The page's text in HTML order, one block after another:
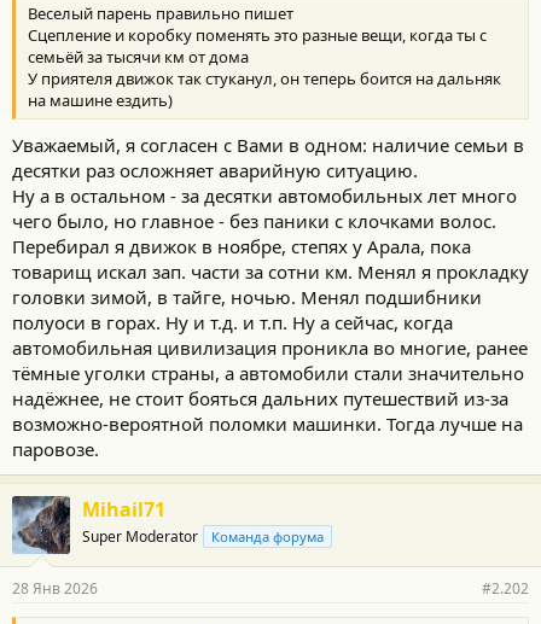
Веселый парень правильно пишет
Сцепление и коробку поменять это разные вещи, когда ты с
семьёй за тысячи км от дома
У приятеля движок так стуканул, он теперь боится на дальняк
на машине ездить)
Уважаемый, я согласен с Вами в одном: наличие семьи в
десятки раз осложняет аварийную ситуацию.
Ну а в остальном - за десятки автомобильных лет много
чего было, но главное - без паники с клочками волос.
Перебирал я движок в ноябре, степях у Арала, пока
товарищ искал зап. части за сотни км. Менял я прокладку
головки зимой, в тайге, ночью. Менял подшибники
полуоси в горах. Ну и т.д. и т.п. Ну а сейчас, когда
автомобильная цивилизация проникла во многие, ранее
тёмные уголки страны, а автомобили стали значительно
надёжнее, не стоит бояться дальних путешествий из-за
возможно-вероятной поломки машинки. Тогда лучше на
паровозе.
Mihail71
Super Moderator Команда форума
28 Янв 2026 #2.202